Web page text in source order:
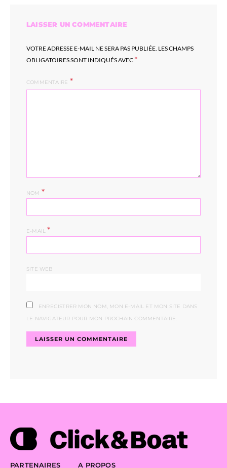
LAISSER UN COMMENTAIRE
VOTRE ADRESSE E-MAIL NE SERA PAS PUBLIÉE. LES CHAMPS
OBLIGATOIRES SONT INDIQUÉS AVEC *
COMMENTAIRE
NOM *
E-MAIL*
SITE WEB
ENREGISTRER MON NOM, MON E-MAIL ET MON SITE DANS
LE NAVIGATEUR POUR MON PROCHAIN COMMENTAIRE.
PARTENAIRES A PROPOS